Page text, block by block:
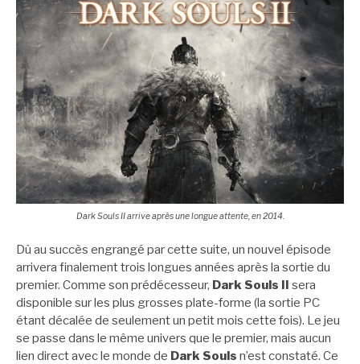
Dark Souls II arrive après une longue attente, en 2014.
Dû au succès engrangé par cette suite, un nouvel épisode
arrivera finalement trois longues années après la sortie du
premier. Comme son prédécesseur, Dark Souls II sera
disponible sur les plus grosses plate-forme (la sortie PC
étant décalée de seulement un petit mois cette fois). Le jeu
se passe dans le même univers que le premier, mais aucun
lien direct avec le monde de Dark Souls n’est constaté. Ce